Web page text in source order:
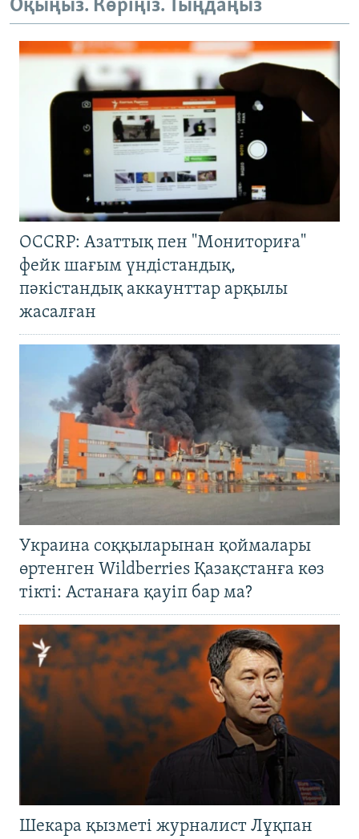
Оқыңыз. Көріңіз. Тыңдаңыз
OCCRP: Азаттық пен "Мониториға"
фейк шағым үндістандық,
пәкістандық аккаунттар арқылы
жасалған
Украина соққыларынан қоймалары
өртенген Wildberries Қазақстанға көз
тікті: Астанаға қауіп бар ма?
Шекара қызметі журналист Лұқпан